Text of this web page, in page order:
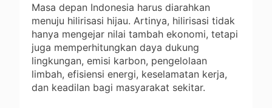
Masa depan Indonesia harus diarahkan
menuju hilirisasi hijau. Artinya, hilirisasi tidak
hanya mengejar nilai tambah ekonomi, tetapi
juga memperhitungkan daya dukung
lingkungan, emisi karbon, pengelolaan
limbah, efisiensi energi, keselamatan kerja,
dan keadilan bagi masyarakat sekitar.